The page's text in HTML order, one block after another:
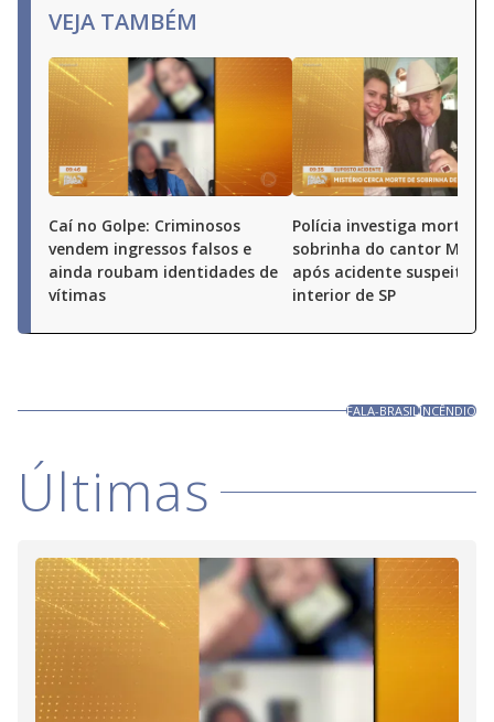
VEJA TAMBÉM
Caí no Golpe: Criminosos
vendem ingressos falsos e
ainda roubam identidades de
vítimas
Polícia investiga morte de
sobrinha do cantor
após acidente suspeito
interior de SP
FALA-BRASILINCÊNDIO
Últimas